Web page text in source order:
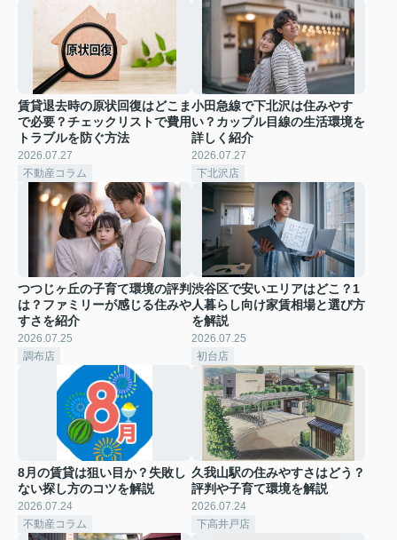
賃貸退去時の原状回復はどこま
で必要？チェックリストで費用
トラブルを防ぐ方法
2026.07.27
不動産コラム
小田急線で下北沢は住みやす
い？カップル目線の生活環境を
詳しく紹介
2026.07.27
下北沢店
つつじヶ丘の子育て環境の評判
は？ファミリーが感じる住みや
すさを紹介
2026.07.25
調布店
渋谷区で安いエリアはどこ？1
人暮らし向け家賃相場と選び方
を解説
2026.07.25
初台店
8月の賃貸は狙い目か？失敗し
ない探し方のコツを解説
2026.07.24
不動産コラム
久我山駅の住みやすさはどう？
評判や子育て環境を解説
2026.07.24
下高井戸店